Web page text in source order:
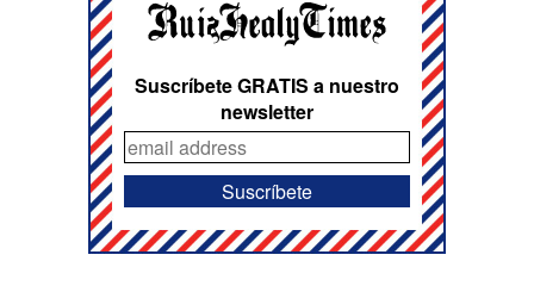
Suscríbete GRATIS a nuestro
newsletter